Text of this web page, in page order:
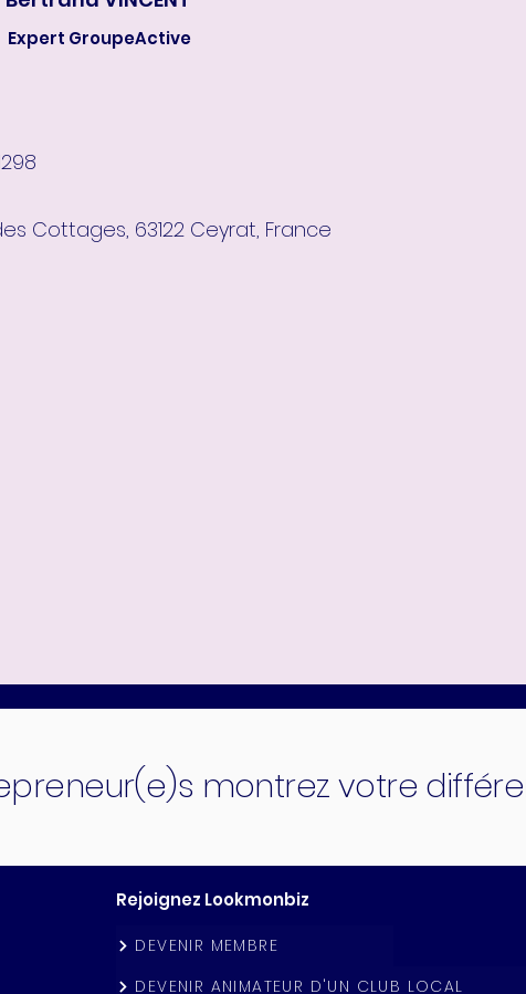
Expert GroupeActive
Cottages, 63122 Ceyrat, France
montrez votre
Rejoignez Lookmonbiz
DEVENIR MEMBRE
DEVENIR ANIMATEUR D'UN CLUB LOCAL